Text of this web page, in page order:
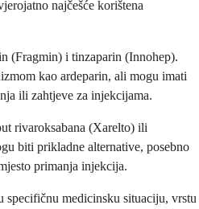
najčešće korištena
(Fragmin) i tinzaparin (Innohep).
kao ardeparin, ali mogu imati
ili zahtjeve za injekcijama.
rivaroksabana (Xarelto) ili
biti prikladne alternative, posebno
primanja injekcija.
specifičnu medicinsku situaciju, vrstu